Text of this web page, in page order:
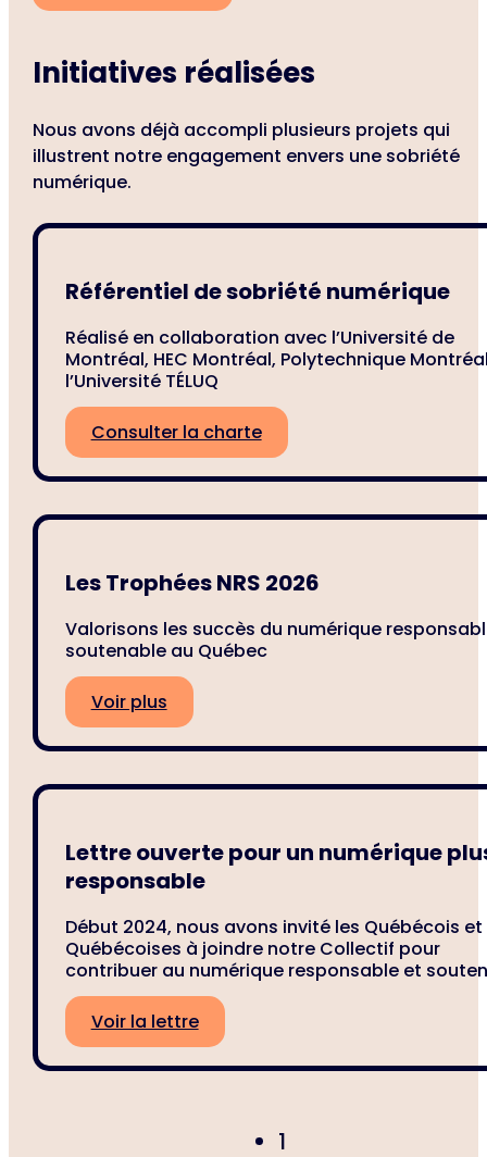
Initiatives réalisées
Nous avons déjà accompli plusieurs projets qui
illustrent notre engagement envers une sobriété
numérique.
Référentiel de sobriété numérique
Réalisé en collaboration avec l’Université de
Montréal, HEC Montréal, Polytechnique
l’Université TÉLUQ
Consulter la charte
Les Trophées NRS 2026
Valorisons les succès du numérique
soutenable au Québec
Voir plus
Lettre ouverte pour un numérique
responsable
Début 2024, nous avons invité les Québécois et
Québécoises à joindre notre Collectif pour
contribuer au numérique responsable et
Voir la lettre
1